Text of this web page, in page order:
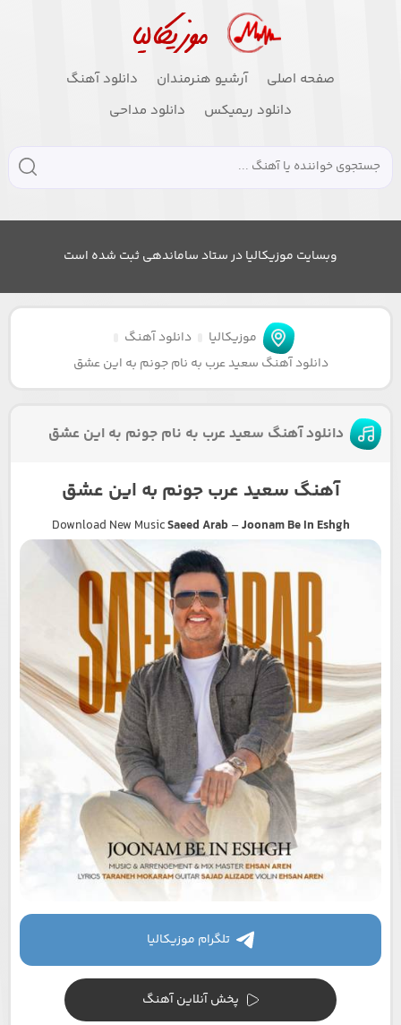
صفحه اصلی آرشیو هنرمندان
دانلود آهنگ
دانلود ریمیکس
دانلود مداحی
وبسایت موزیکالیا در ستاد ساماندهی ثبت شده است
موزیکالیا
دانلود آهنگ
دانلود آهنگ سعید عرب به نام جونم به این عشق
دانلود آهنگ سعید عرب به نام جونم به این عشق
آهنگ سعید عرب جونم به این عشق
Download New MusicSaeed Arab–Joonam Be In Eshgh
تلگرام موزیکالیا
پخش آنلاین آهنگ